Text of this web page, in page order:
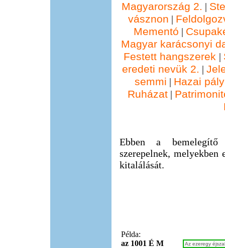
Magyarország 2. |
vásznon |
Mementó |
Magyar karácsonyi
Festett hangszerek |
eredeti nevük 2. |
semmi | Hazai
Ruházat|
Ebben a bemelegítő
szerepelnek,
kitalálását.
Példa:
az 1001 É M